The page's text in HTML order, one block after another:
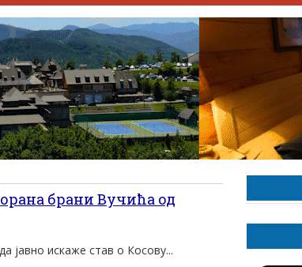
брани Вучића од
јавно искаже став о Косову...